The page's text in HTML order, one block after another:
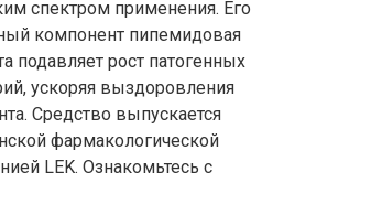
спектром применения. Его
компонент пипемидовая
подавляет рост патогенных
ускоряя выздоровления
Средство выпускается
фармакологической
LEK. Ознакомьтесь с